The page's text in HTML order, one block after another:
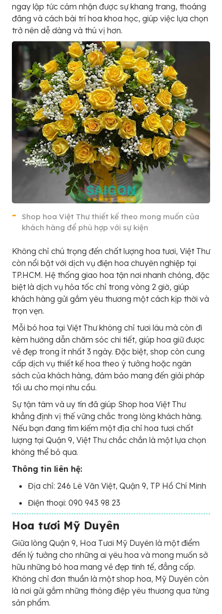
ngay lập tức cảm nhận được sự khang trang, thoáng
đãng và cách bài trí hoa khoa học, giúp việc lựa chọn
trở nên dễ dàng và thú vị hơn.
Shop hoa Việt Thư thiết kế theo mong muốn của
khách hàng để phù hợp với sự kiện
Không chỉ chú trọng đến chất lượng hoa tươi, Việt Thư
còn nổi bật với dịch vụ điện hoa chuyên nghiệp tại
TP.HCM. Hệ thống giao hoa tận nơi nhanh chóng, đặc
biệt là dịch vụ hỏa tốc chỉ trong vòng 2 giờ, giúp
khách hàng gửi gắm yêu thương một cách kịp thời và
trọn vẹn.
Mỗi bó hoa tại Việt Thư không chỉ tươi lâu mà còn đi
kèm hướng dẫn chăm sóc chi tiết, giúp hoa giữ được
vẻ đẹp trong ít nhất 3 ngày. Đặc biệt, shop còn cung
cấp dịch vụ thiết kế hoa theo ý tưởng hoặc ngân
sách của khách hàng, đảm bảo mang đến giải pháp
tối ưu cho mọi nhu cầu.
Sự tận tâm và uy tín đã giúp Shop hoa Việt Thư
khẳng định vị thế vững chắc trong lòng khách hàng.
Nếu bạn đang tìm kiếm một địa chỉ hoa tươi chất
lượng tại Quận 9, Việt Thư chắc chắn là một lựa chọn
không thể bỏ qua.
Thông tin liên hệ:
Địa chỉ: 246 Lê Văn Việt, Quận 9, TP Hồ Chí Minh
Điện thoại: 090 943 98 23
Hoa tươi Mỹ Duyên
Giữa lòng Quận 9, Hoa Tươi Mỹ Duyên là một điểm
đến lý tưởng cho những ai yêu hoa và mong muốn sở
hữu những bó hoa mang vẻ đẹp tinh tế, đẳng cấp.
Không chỉ đơn thuần là một shop hoa, Mỹ Duyên còn
là nơi gửi gắm những thông điệp yêu thương qua từng
sản phẩm.